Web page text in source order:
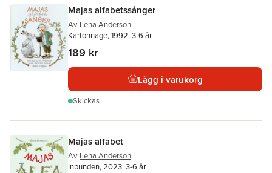
Majas alfabetssånger
Av Lena Anderson
Kartonnage, 1992, 3-6 år
189 kr
Lägg i varukorg
Skickas
Majas alfabet
Av Lena Anderson
Inbunden, 2023, 3-6 år